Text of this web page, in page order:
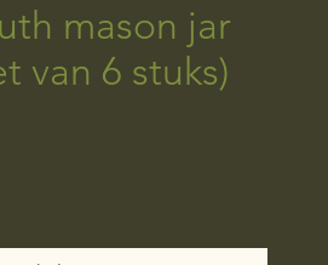
mason jar
van 6 stuks)